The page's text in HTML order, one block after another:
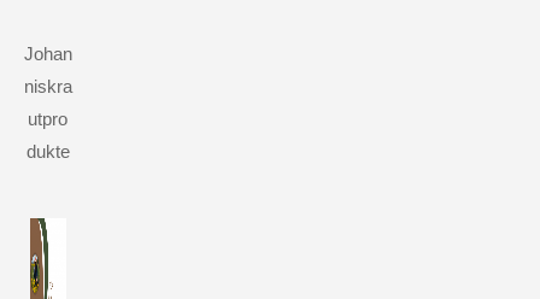
Johan
niskra
utpro
dukte